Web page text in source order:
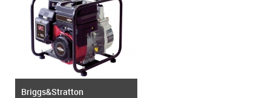
Briggs&Stratton